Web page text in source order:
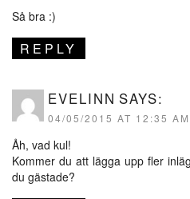
Så bra :)
REPLY
EVELINN SAYS:
04/05/2015 AT 12:35 AM
Åh, vad kul!
Kommer du att lägga upp fler
du gästade?